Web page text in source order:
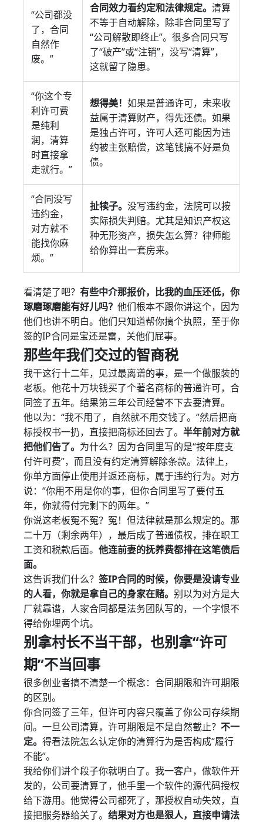
“公司都没
了，合同
自然作
废。”
合同效力看约定和法律规定。 清算
不等于自动解除，除非合同里写了
“公司解散即终止”。很多合同只写
了“破产”或“注销”，没写“清算”，
这就留了隐患。
“你这个专
利许可费
是纯利
润，清算
时直接拿
走就行。”
想得美！ 如果是普通许可，未来收
益属于清算财产，得先还债。如果
是独占许可，许可人还可能因为违
约被主张赔偿，这笔钱搞不好是负
债。
“合同没写
违约金，
对方就不
能找你麻
烦。”
扯犊子。 没写违约金，法院可以按
实际损失判赔。尤其是知识产权这
种无形资产，损失怎么算？律师能
给你算出一套房来。
看清楚了吧？ 有些中介那报价，比我的血压还低，你
琢磨琢磨能有好儿吗？ 他们根本不跟你讲这个，因为
他们也讲不明白。他们只知道帮你搞个执照，至于你
签的IP合同是宝还是雷，关他们屁事。
那些年我们交过的智商税
我干这行十二年，见过最离谱的事，是一个做服装的
老板。他花十万块钱买了个著名商标的普通许可，合
同签了五年。结果第三年公司经营不下去要清算。
他以为：“我不用了，自然就不用交钱了。”然后把商
标授权书一扔，直接把商标还回去了。 半年前对方就
把他们告了。 为什么？因为合同里写的是“按年度支
付许可费”，而且没有约定清算解除条款。法律上，
你单方面停止使用并返还商标，属于违约行为。对方
说：“你用不用是你的事，但你合同里写了要付五
年，你就得付完剩下的两年。”
你说这老板冤不冤？冤！但法律就是那么规定的。那
二十万（剩余两年），最后成了普通债权，排在职工
工资和税款后面。 他连前妻的抚养费都排在这笔债后
面。
这告诉我们什么？ 签IP合同的时候，你要是没请专业
的人看，你就是拿自己的身家在赌。 别以为对方是大
厂就靠谱，人家合同都是法务团队写的，一个字恨不
得给你埋两个坑。
别拿村长不当干部，也别拿“许可
期”不当回事
很多创业者搞不清楚一个概念：合同期限和许可期限
的区别。
你合同签了三年，但许可内容只覆盖了你公司存续期
间。一旦公司清算，许可期限是不是自然截止？ 不一
定。 得看法院怎么认定你的清算行为是否构成“履行
不能”。
我给你们讲个段子你就明白了。我一客户，做软件开
发的，公司要清算了，他手里一个软件的源代码授权
给下游用。他觉得公司都死了，那授权自动失效，直
接把服务器给关了。 结果对方也是狠人，直接申请法